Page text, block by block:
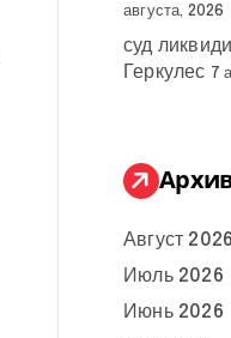
августа, 2026
суд
Геркулес 7
Август 2026
Июль 2026
Июнь 2026